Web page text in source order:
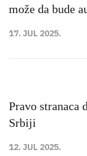
može da bude
17. JUL 2025.
Pravo stranaca
Srbiji
12. JUL 2025.